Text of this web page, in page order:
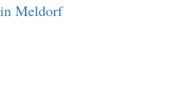
Meldorf